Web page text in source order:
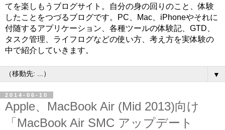
てを楽しもうブログサイト。自分の身の回りのこと、体験
したことをつづるブログです。PC、Mac、iPhoneやそれに
付随するアプリケーション、各種ツールの体験記、GTD、
タスク管理、ライフログなどの使い方、考え方を実体験の
中で紹介していきます。
▼
2014-06-10
Apple、MacBook Air (Mid 2013)向け
「MacBook Air SMC アップデート